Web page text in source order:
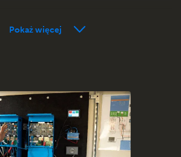
wiedzy społeczności Victron
Pokaż więcej